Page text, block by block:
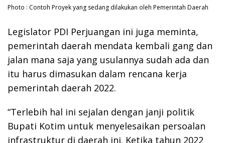
Photo : Contoh Proyek yang sedang dilakukan oleh Pemerintah Daerah
Legislator PDI Perjuangan ini juga meminta,
pemerintah daerah mendata kembali gang dan
jalan mana saja yang usulannya sudah ada dan
itu harus dimasukan dalam rencana kerja
pemerintah daerah 2022.
“Terlebih hal ini sejalan dengan janji politik
Bupati Kotim untuk menyelesaikan persoalan
infrastruktur di daerah ini. Ketika tahun 2022